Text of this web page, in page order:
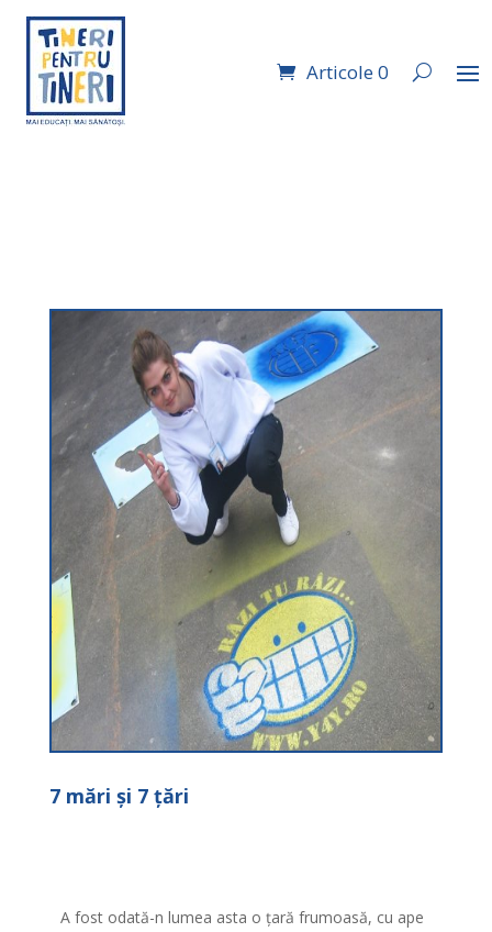
Articole 0
7 mări şi 7 ţări
A fost odată-n lumea asta o ţară frumoasă, cu ape